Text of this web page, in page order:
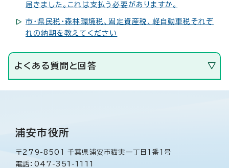
届きました。これは支払う必要がありますか。
市・県民税・森林環境税、固定資産税、軽自動車税それぞ
れの納期を教えてください
よくある質問と回答
浦安市役所
〒279-8501 千葉県浦安市猫実一丁目1番1号
電話：047-351-1111